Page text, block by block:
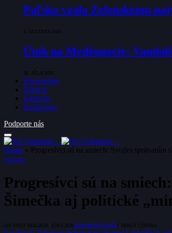
Poľsko vzalo Zelenskému
1. AUGUSTA 2026
Útok na Medžugorie:
28. JÚLA 2026
Ekonomika
Zdravie
Lifestyle
Rozhovory
Podporte nás
Home » Progresívci sú na smiech: Svojím
POLITIKA
Progresívci sú na
Šimečka aj politické
OD JOZEF MALÍK 29. JÚNA 2026 NEKOMENTOVANÉ7 MINÚT ČÍTANIA